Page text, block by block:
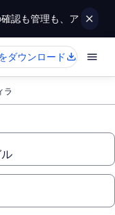
認も管理も、ア
ダウンロード
ラ